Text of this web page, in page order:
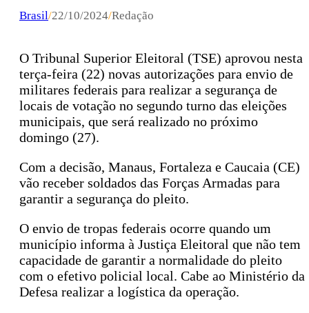
Brasil/22/10/2024/Redação
O Tribunal Superior Eleitoral (TSE) aprovou nesta
terça-feira (22) novas autorizações para envio de
militares federais para realizar a segurança de
locais de votação no segundo turno das eleições
municipais, que será realizado no próximo
domingo (27).
Com a decisão, Manaus, Fortaleza e Caucaia (CE)
vão receber soldados das Forças Armadas para
garantir a segurança do pleito.
O envio de tropas federais ocorre quando um
município informa à Justiça Eleitoral que não tem
capacidade de garantir a normalidade do pleito
com o efetivo policial local. Cabe ao Ministério da
Defesa realizar a logística da operação.